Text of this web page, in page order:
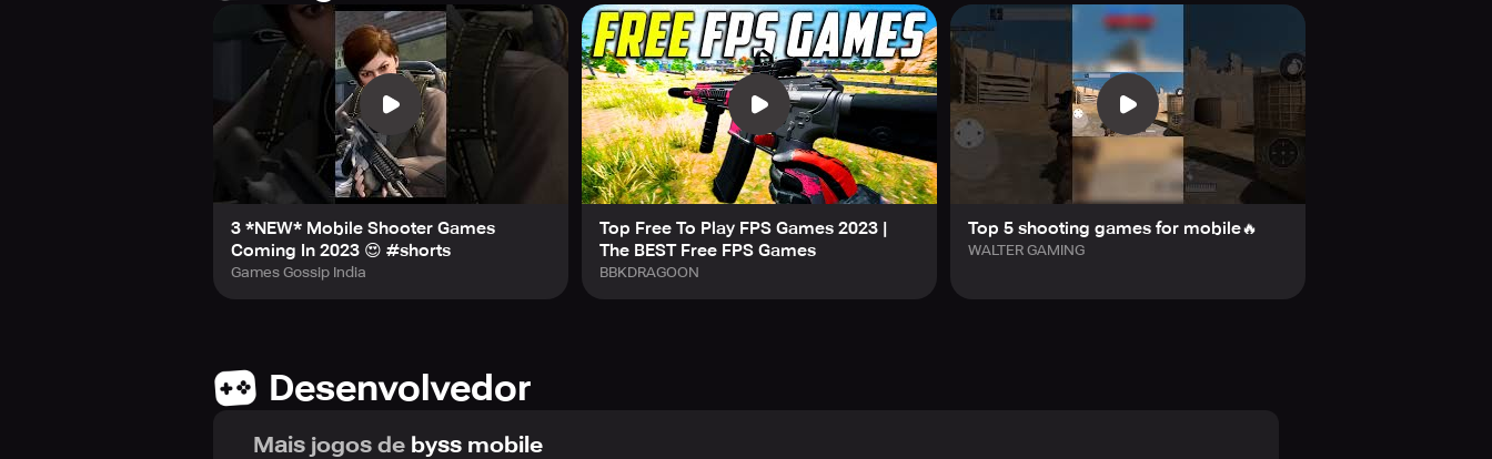
3 *NEW* Mobile Shooter Games
Coming In 2023 😍 #shorts
Games Gossip India
Top Free To Play FPS Games 2023 |
The BEST Free FPS Games
BBKDRAGOON
Top 5 shooting games for mobile🔥
WALTER GAMING
Desenvolvedor
Mais jogos de byss mobile